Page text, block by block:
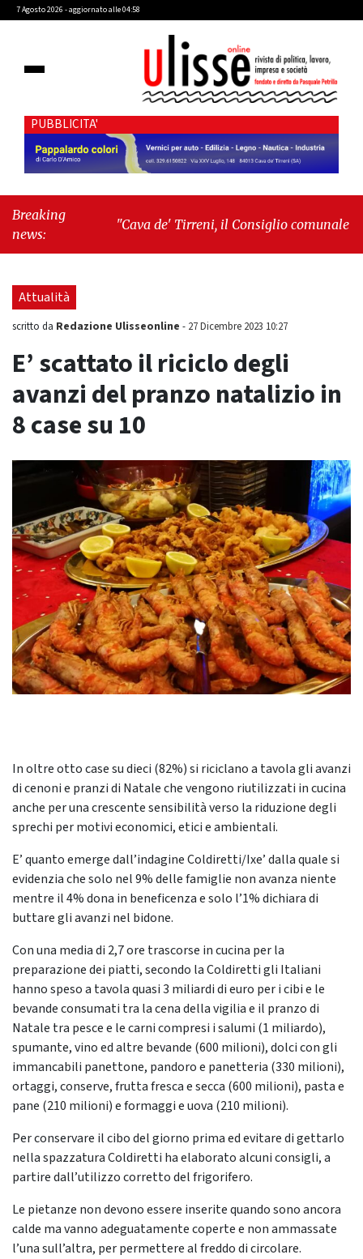
7 Agosto 2026 - aggiornato alle 04:58
PUBBLICITA'
Breaking
news:
"Cava de' Tirreni, il Consiglio comunale
Attualità
scritto da Redazione Ulisseonline - 27 Dicembre 2023 10:27
E’ scattato il riciclo degli
avanzi del pranzo natalizio in
8 case su 10
In oltre otto case su dieci (82%) si riciclano a tavola gli avanzi
di cenoni e pranzi di Natale che vengono riutilizzati in cucina
anche per una crescente sensibilità verso la riduzione degli
sprechi per motivi economici, etici e ambientali.
E’ quanto emerge dall’indagine Coldiretti/Ixe’ dalla quale si
evidenzia che solo nel 9% delle famiglie non avanza niente
mentre il 4% dona in beneficenza e solo l’1% dichiara di
buttare gli avanzi nel bidone.
Con una media di 2,7 ore trascorse in cucina per la
preparazione dei piatti, secondo la Coldiretti gli Italiani
hanno speso a tavola quasi 3 miliardi di euro per i cibi e le
bevande consumati tra la cena della vigilia e il pranzo di
Natale tra pesce e le carni compresi i salumi (1 miliardo),
spumante, vino ed altre bevande (600 milioni), dolci con gli
immancabili panettone, pandoro e panetteria (330 milioni),
ortaggi, conserve, frutta fresca e secca (600 milioni), pasta e
pane (210 milioni) e formaggi e uova (210 milioni).
Per conservare il cibo del giorno prima ed evitare di gettarlo
nella spazzatura Coldiretti ha elaborato alcuni consigli, a
partire dall’utilizzo corretto del frigorifero.
Le pietanze non devono essere inserite quando sono ancora
calde ma vanno adeguatamente coperte e non ammassate
l’una sull’altra, per permettere al freddo di circolare.